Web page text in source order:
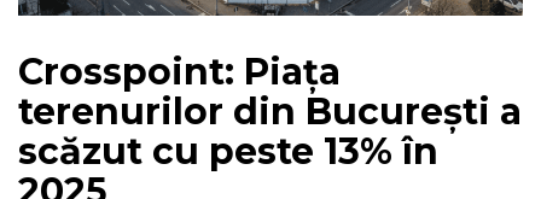
Crosspoint: Piața
terenurilor din București a
scăzut cu peste 13% în